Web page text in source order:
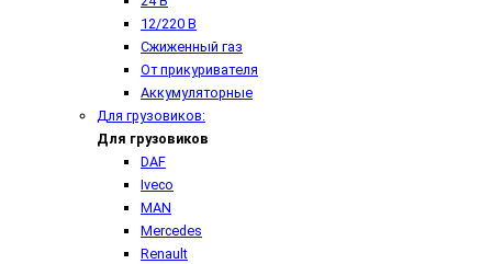
12/220 В
Сжиженный газ
От прикуривателя
Аккумуляторные
Для грузовиков:
Для грузовиков
DAF
Iveco
MAN
Mercedes
Renault